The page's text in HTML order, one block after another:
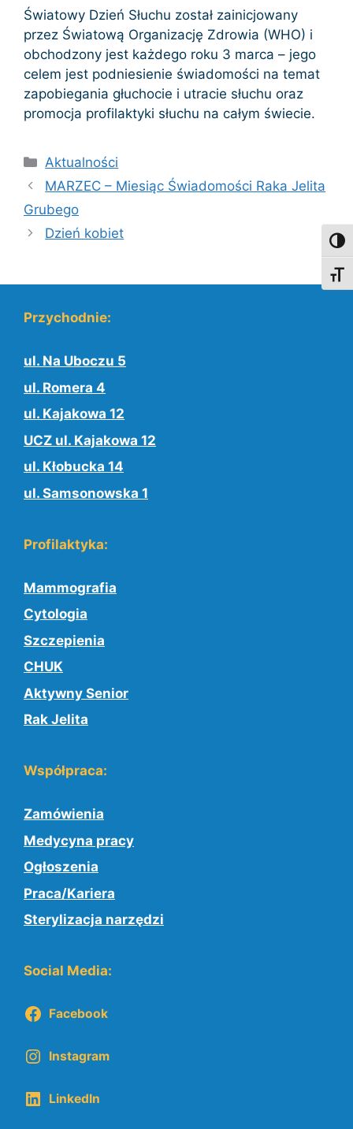
Światowy Dzień Słuchu został zainicjowany
przez Światową Organizację Zdrowia (WHO) i
obchodzony jest każdego roku 3 marca – jego
celem jest podniesienie świadomości na temat
zapobiegania głuchocie i utracie słuchu oraz
promocja profilaktyki słuchu na całym świecie.
Kategorie
Aktualności
MARZEC – Miesiąc Świadomości Raka Jelita
Grubego
Dzień kobiet
Przychodnie:
ul. Na Uboczu 5
ul. Romera 4
ul. Kajakowa 12
UCZ ul. Kajakowa 12
ul. Kłobucka 14
ul. Samsonowska 1
Profilaktyka:
Mammografia
Cytologia
Szczepienia
CHUK
Aktywny Senior
Rak Jelita
Współpraca:
Zamówienia
Medycyna pracy
Ogłoszenia
Praca/Kariera
Sterylizacja narzędzi
Social Media:
Facebook
Instagram
LinkedIn